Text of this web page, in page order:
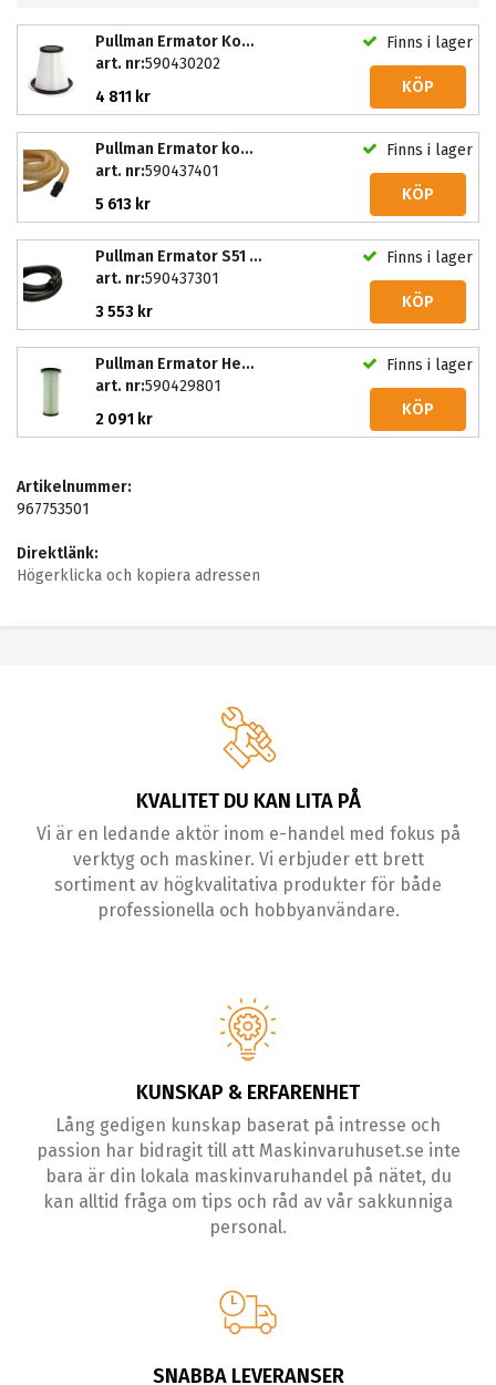
Pullman Ermator Koniskt grovfilter polyester s36
art. nr:590430202
4 811 kr
Finns i lager
KÖP
Pullman Ermator komplett slang S36 PU63x10
art. nr:590437401
5 613 kr
Finns i lager
KÖP
Pullman Ermator S51 komplett slang S36
art. nr:590437301
3 553 kr
Finns i lager
KÖP
Pullman Ermator Hepafilter PVL, S-line, T4000
art. nr:590429801
2 091 kr
Finns i lager
KÖP
Artikelnummer:
967753501
Direktlänk:
Högerklicka och kopiera adressen
KVALITET DU KAN LITA PÅ
Vi är en ledande aktör inom e-handel med fokus på
verktyg och maskiner. Vi erbjuder ett brett
sortiment av högkvalitativa produkter för både
professionella och hobbyanvändare.
KUNSKAP & ERFARENHET
Lång gedigen kunskap baserat på intresse och
passion har bidragit till att Maskinvaruhuset.se inte
bara är din lokala maskinvaruhandel på nätet, du
kan alltid fråga om tips och råd av vår sakkunniga
personal.
SNABBA LEVERANSER